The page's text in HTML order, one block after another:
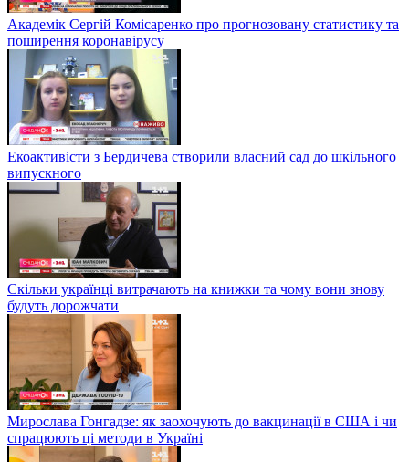
Академік Сергій Комісаренко про прогнозовану статистику та
поширення коронавірусу
Екоактивісти з Бердичева створили власний сад до шкільного
випускного
Скільки українці витрачають на книжки та чому вони знову
будуть дорожчати
Мирослава Гонгадзе: як заохочують до вакцинації в США і чи
спрацюють ці методи в Україні